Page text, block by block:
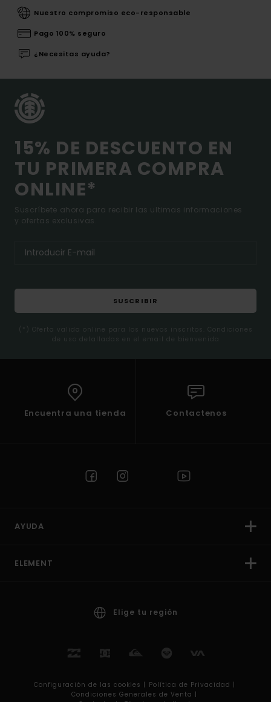
Nuestro compromiso eco-responsable
Pago 100% seguro
¿Necesitas ayuda?
15% DE DESCUENTO EN
TU PRIMERA COMPRA
ONLINE*
Suscríbete ahora para recibir las ultimas informaciones
y ofertas exclusivas.
SUSCRIBIR
(*) Oferta valida online para los nuevos inscritos. Condiciones
de uso detalladas en el email de bienvenida
Encuentra una tienda Contactenos
AYUDA
ELEMENT
Elige tu región
Configuración de las cookies | Política de Privacidad |
Condiciones Generales de Venta |